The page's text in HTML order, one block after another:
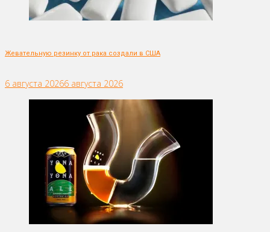
Жевательную резинку от рака создали в США
6 августа 20266 августа 2026